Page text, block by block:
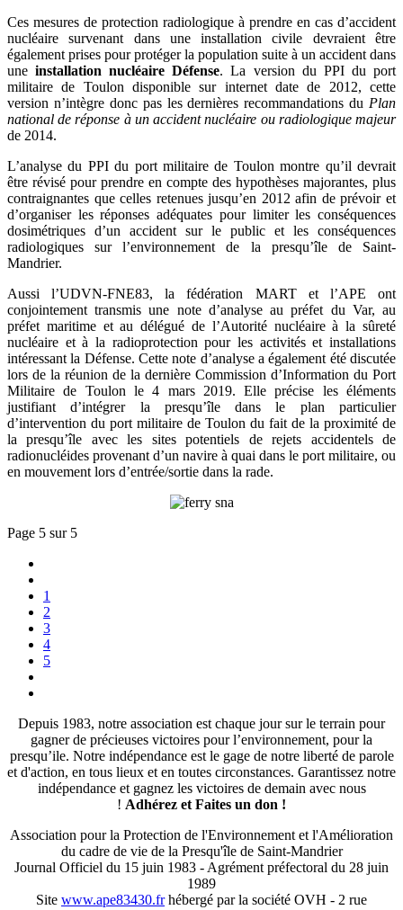
Ces mesures de protection radiologique à prendre en cas d’accident
nucléaire survenant dans une installation civile devraient être
également prises pour protéger la population suite à un accident dans
uneinstallation nucléaire Défense. La version du PPI du port
militaire de Toulon disponible sur internet date de 2012, cette
version n’intègre donc pas les dernières recommandations du Plan
national de réponse à un accident nucléaire ou radiologique majeur
de 2014.
L’analyse du PPI du port militaire de Toulon montre qu’il devrait
être révisé pour prendre en compte des hypothèses majorantes, plus
contraignantes que celles retenues jusqu’en 2012 afin de prévoir et
d’organiser les réponses adéquates pour limiter les conséquences
dosimétriques d’un accident sur le public et les conséquences
radiologiques sur l’environnement de la presqu’île de Saint-
Mandrier.
Aussi l’UDVN-FNE83, la fédération MART et l’APE ont
conjointement transmis une note d’analyse au préfet du Var, au
préfet maritime et au délégué de l’Autorité nucléaire à la sûreté
nucléaire et à la radioprotection pour les activités et installations
intéressant la Défense. Cette note d’analyse a également été discutée
lors de la réunion de la dernière Commission d’Information du Port
Militaire de Toulon le 4 mars 2019. Elle précise les éléments
justifiant d’intégrer la presqu’île dans le plan particulier
d’intervention du port militaire de Toulon du fait de la proximité de
la presqu’île avec les sites potentiels de rejets accidentels de
radionucléides provenant d’un navire à quai dans le port militaire, ou
en mouvement lors d’entrée/sortie dans la rade.
Page 5 sur 5
1
2
3
4
5
Depuis 1983, notre association est chaque jour sur le terrain pour
gagner de précieuses victoires pour l’environnement, pour la
presqu’ile. Notre indépendance est le gage de notre liberté de parole
et d'action, en tous lieux et en toutes circonstances. Garantissez notre
indépendance et gagnez les victoires de demain avec nous
! Adhérez et Faites un don !
Association pour la Protection de l'Environnement et l'Amélioration
du cadre de vie de la Presqu'île de Saint-Mandrier
Journal Officiel du 15 juin 1983 - Agrément préfectoral du 28 juin
1989
Site www.ape83430.frhébergé par la société OVH - 2 rue